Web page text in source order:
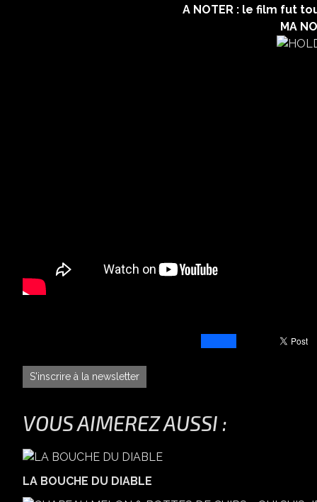
A NOTER : le film fut
MA
S'inscrire à la newsletter
VOUS AIMEREZ AUSSI :
LA BOUCHE DU DIABLE